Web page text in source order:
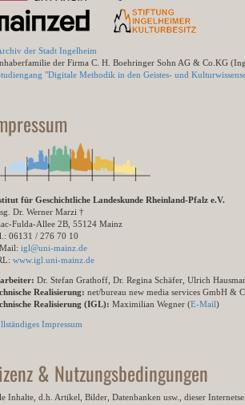
der Stadt Ingelheim
der Firma C. H. Boehringer Sohn AG & Co.KG
"Digitale Methodik in den Geistes- und
für Geschichtliche Landeskunde Rheinland-Pfalz e.V.
Dr. Werner Marzi †
Fulda-Allee 2B, 55124 Mainz
06131 / 276 70 10
igl@uni-mainz.de
www.igl.uni-mainz.de
Dr. Stefan Grathoff, Dr. Regina Schäfer, Ulrich
Realisierung: net/bureau new media services GmbH &
Realisierung (IGL): Maximilian Wegner (E-Mail)
Impressum
& Nutzungsbedingungen
Inhalte, d.h. Artikel, Bilder, Datenbanken usw., dieser